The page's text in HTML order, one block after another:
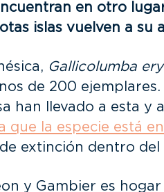
en otro
islas vuelven a su
Gallicolumba
de 200
han llevado a esta y
que la especie está
extinción dentro
y Gambier es